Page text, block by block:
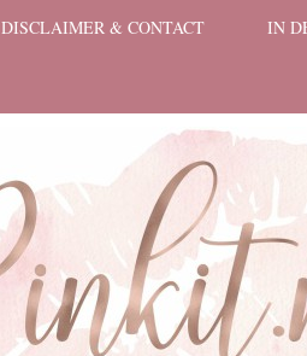
DISCLAIMER & CONTACT IN